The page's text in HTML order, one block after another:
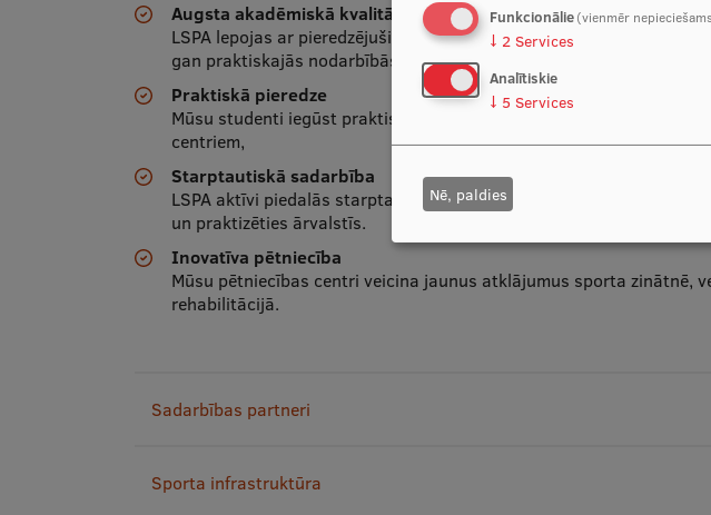
Augsta akadēmiskā kvalitāte
LSPA lepojas ar pieredzējušiem mācībspēkiem un mūsdienīgām
gan praktiskajās nodarbībās.
Praktiskā pieredze
Mūsu studenti iegūst praktiskās iemaņas, sadarbojoties ar sporta
centriem,
Starptautiskā sadarbība
LSPA aktīvi piedalās starptautiskās apmaiņas programmās,
un praktizēties ārvalstīs.
Inovatīva pētniecība
Mūsu pētniecības centri veicina jaunus atklājumus sporta zinātnē,
rehabilitācijā.
Sadarbības partneri
Sporta infrastruktūra
Funkcionālie(vienmēr
↓ 2 Services
Analītiskie
↓ 5 Services
Nē, paldies